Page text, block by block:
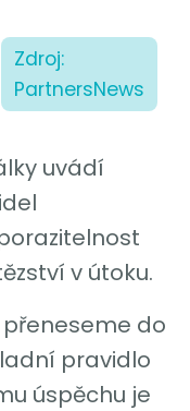
Zdroj:
PartnersNews
uvádí
v útoku.
do
pravidlo
úspěchu je